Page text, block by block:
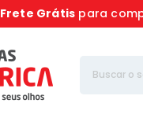
Frete Grátis para